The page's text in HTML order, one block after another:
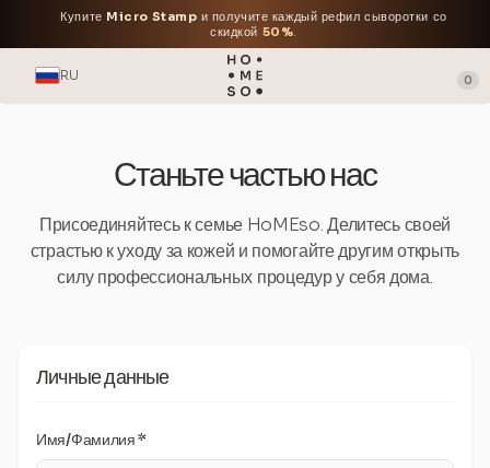
Купите Micro Stamp и получите каждый рефил сыворотки со
скидкой 50%.
RU 0
Станьте частью нас
Присоединяйтесь к семье HoMEso. Делитесь своей
страстью к уходу за кожей и помогайте другим открыть
силу профессиональных процедур у себя дома.
Личные данные
Имя/Фамилия *